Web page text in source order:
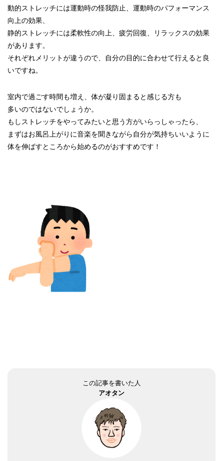
動的ストレッチには運動時の怪我防止、運動時のパフォーマンス
向上の効果、
静的ストレッチには柔軟性の向上、疲労回復、リラックスの効果
があります。
それぞれメリットが違うので、自分の目的に合わせて行えると良
いですね。
室内で過ごす時間も増え、体が凝り固まると感じる方も
多いのではないでしょうか。
もしストレッチをやってみたいと思う方がいらっしゃったら、
まずはお風呂上がりに音楽を聞きながら自分が気持ちいいように
体を伸ばすところから始めるのがおすすめです！
この記事を書いた人
アオタン